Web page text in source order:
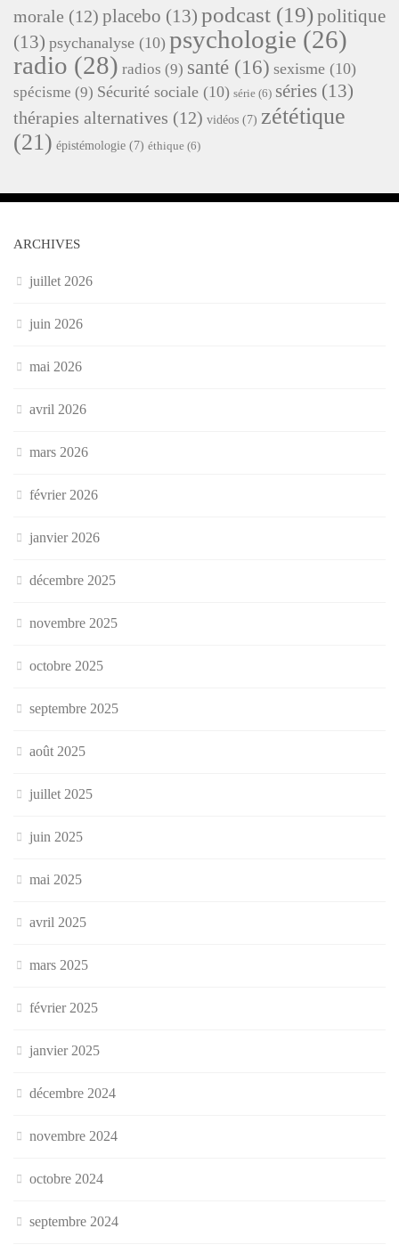
morale (12) placebo (13) podcast (19)politique
(13) psychanalyse (10) psychologie (26)
radio (28) radios (9) santé (16) sexisme (10)
spécisme (9) Sécurité sociale (10) série (6) séries (13)
thérapies alternatives (12) vidéos (7) zététique
(21) épistémologie (7) éthique (6)
ARCHIVES
juillet 2026
juin 2026
mai 2026
avril 2026
mars 2026
février 2026
janvier 2026
décembre 2025
novembre 2025
octobre 2025
septembre 2025
août 2025
juillet 2025
juin 2025
mai 2025
avril 2025
mars 2025
février 2025
janvier 2025
décembre 2024
novembre 2024
octobre 2024
septembre 2024